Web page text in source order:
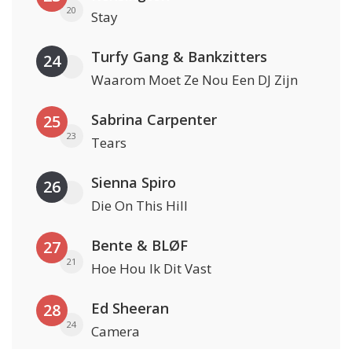
20 Stay
24 Turfy Gang & Bankzitters
Waarom Moet Ze Nou Een DJ Zijn
25
23
Sabrina Carpenter
Tears
26 Sienna Spiro
Die On This Hill
27
21
Bente & BLØF
Hoe Hou Ik Dit Vast
28
24
Ed Sheeran
Camera